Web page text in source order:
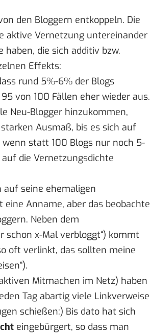
den Bloggern entkoppeln. Die
aktive Vernetzung untereinander
die sich additiv bzw.
Effekts:
rund 5%-6% der Blogs
von 100 Fällen eher wieder aus.
Neu-Blogger hinzukommen,
Ausmaß, bis es sich auf
statt 100 Blogs nur noch 5-
die Vernetzungsdichte
seine ehemaligen
Anname, aber das beobachte
Neben dem
schon x-Mal verbloggt“) kommt
oft verlinkt, das sollten meine
Mitmachen im Netz) haben
Tag abartig viele Linkverweise
schießen:) Bis dato hat sich
eingebürgert, so dass man